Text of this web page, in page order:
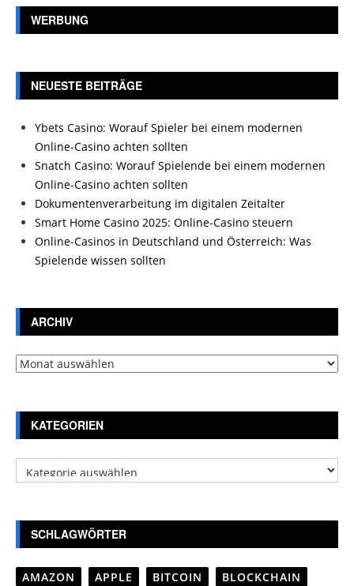
WERBUNG
NEUESTE BEITRÄGE
Ybets Casino: Worauf Spieler bei einem modernen
Online-Casino achten sollten
Snatch Casino: Worauf Spielende bei einem modernen
Online-Casino achten sollten
Dokumentenverarbeitung im digitalen Zeitalter
Smart Home Casino 2025: Online-Casino steuern
Online-Casinos in Deutschland und Österreich: Was
Spielende wissen sollten
ARCHIV
Archiv
KATEGORIEN
Kategorien
SCHLAGWÖRTER
AMAZON APPLE BITCOIN
BLOCKCHAIN